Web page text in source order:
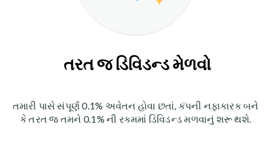
તરત જ ડિવિડન્ડ મેળવો
તમારી પાસે સંપૂર્ણ 0.1% અવેતન હોવા છતાં, કંપની નફાકારક બને
કે તરત જ તમને 0.1% ની રકમમાં ડિવિડન્ડ મળવાનું શરૂ થશે.